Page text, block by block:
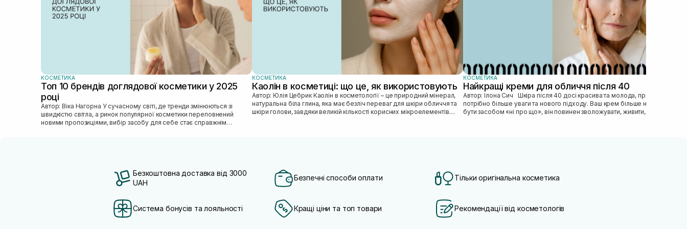
КОСМЕТИКА
Топ 10 брендів доглядової косметики у 2025
році
Автор: Віка Нагорна У сучасному світі, де тренди змінюються зі
швидкістю світла, а ринок популярної косметики переповнений
новими пропозиціями, вибір засобу для себе стає справжнім
КОСМЕТИКА
Каолін в косметиці: що це, як використовують
Автор: Юлія Цебрик Каолін в косметології – це природний мінерал,
натуральна біла глина, яка має безліч переваг для шкіри обличчя та
шкіри голови, завдяки великій кількості корисних мікроелементів....
КОСМЕТИКА
Найкращі креми для обличчя після 40
Автор: Ілона Сич Шкіра після 40 досі красива та молода, просто їй
потрібно більше уваги та нового підходу. Ваш крем більше не може
бути засобом «ні про що», він повинен зволожувати, живити, покр...
Безкоштовна доставка від 3000
UAH
Безпечні способи оплати Тільки оригінальна косметика
Система бонусів та лояльності Кращі ціни та топ товари Рекомендації від косметологів